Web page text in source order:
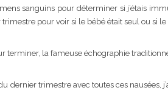
sanguins pour déterminer si j’étais
pour voir si le bébé était seul ou si le
terminer, la fameuse échographie
dernier trimestre avec toutes ces nausées,